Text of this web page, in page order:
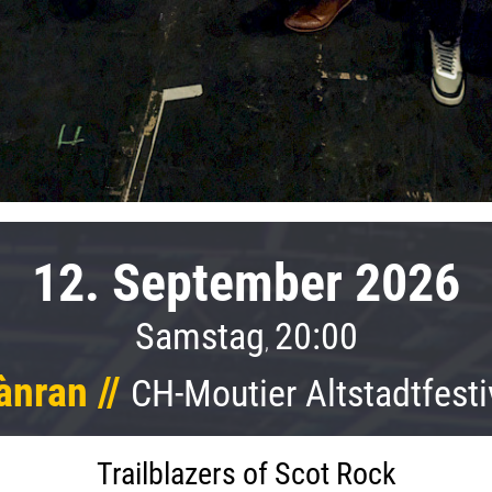
12. September 2026
Samstag, 20:00
// CH-Moutier
Trailblazers of Scot Rock